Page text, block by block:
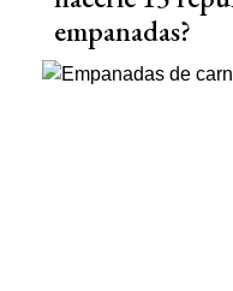
empanadas?